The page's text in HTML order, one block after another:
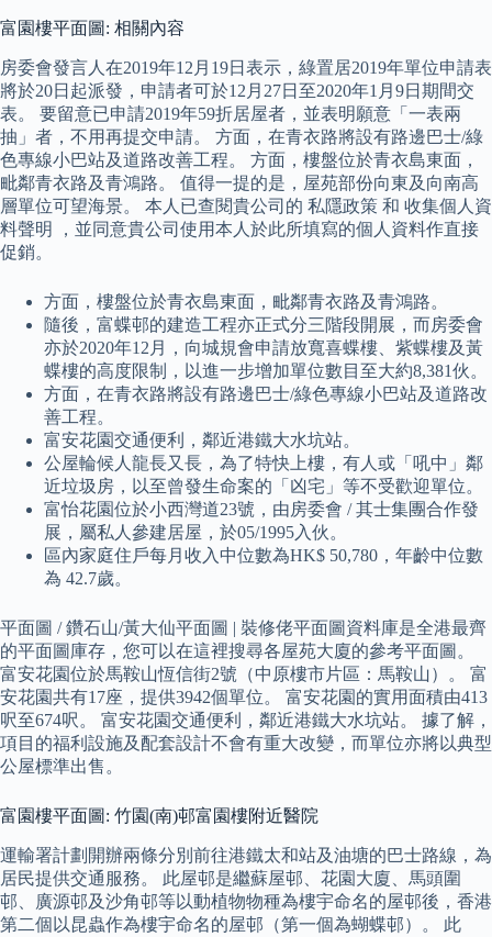
富園樓平面圖: 相關內容
房委會發言人在2019年12月19日表示，綠置居2019年單位申請表
將於20日起派發，申請者可於12月27日至2020年1月9日期間交
表。 要留意已申請2019年59折居屋者，並表明願意「一表兩
抽」者，不用再提交申請。 方面，在青衣路將設有路邊巴士/綠
色專線小巴站及道路改善工程。 方面，樓盤位於青衣島東面，
毗鄰青衣路及青鴻路。 值得一提的是，屋苑部份向東及向南高
層單位可望海景。 本人已查閱貴公司的 私隱政策 和 收集個人資
料聲明 ，並同意貴公司使用本人於此所填寫的個人資料作直接
促銷。
方面，樓盤位於青衣島東面，毗鄰青衣路及青鴻路。
隨後，富蝶邨的建造工程亦正式分三階段開展，而房委會
亦於2020年12月，向城規會申請放寬喜蝶樓、紫蝶樓及黃
蝶樓的高度限制，以進一步增加單位數目至大約8,381伙。
方面，在青衣路將設有路邊巴士/綠色專線小巴站及道路改
善工程。
富安花園交通便利，鄰近港鐵大水坑站。
公屋輪候人龍長又長，為了特快上樓，有人或「吼中」鄰
近垃圾房，以至曾發生命案的「凶宅」等不受歡迎單位。
富怡花園位於小西灣道23號，由房委會 / 其士集團合作發
展，屬私人參建居屋，於05/1995入伙。
區內家庭住戶每月收入中位數為HK$ 50,780，年齡中位數
為 42.7歲。
平面圖 / 鑽石山/黃大仙平面圖 | 裝修佬平面圖資料庫是全港最齊
的平面圖庫存，您可以在這裡搜尋各屋苑大廈的參考平面圖。
富安花園位於馬鞍山恆信街2號（中原樓市片區：馬鞍山）。 富
安花園共有17座，提供3942個單位。 富安花園的實用面積由413
呎至674呎。 富安花園交通便利，鄰近港鐵大水坑站。 據了解，
項目的福利設施及配套設計不會有重大改變，而單位亦將以典型
公屋標準出售。
富園樓平面圖: 竹園(南)邨富園樓附近醫院
運輸署計劃開辦兩條分別前往港鐵太和站及油塘的巴士路線，為
居民提供交通服務。 此屋邨是繼蘇屋邨、花園大廈、馬頭圍
邨、廣源邨及沙角邨等以動植物物種為樓宇命名的屋邨後，香港
第二個以昆蟲作為樓宇命名的屋邨（第一個為蝴蝶邨）。 此